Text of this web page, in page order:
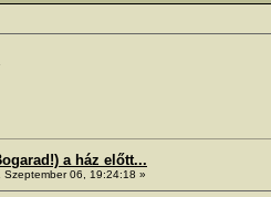
a ház előtt...
Szeptember 06, 19:24:18 »